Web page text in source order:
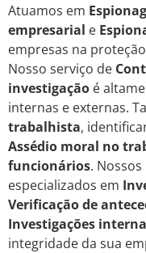
Atuamos em
empresarial e
empresas na
Nosso serviço de
investigação é
internas e externas.
trabalhista,
Assédio moral no
funcionários. Nossos
especializados em
Verificação de
Investigações
integridade da sua